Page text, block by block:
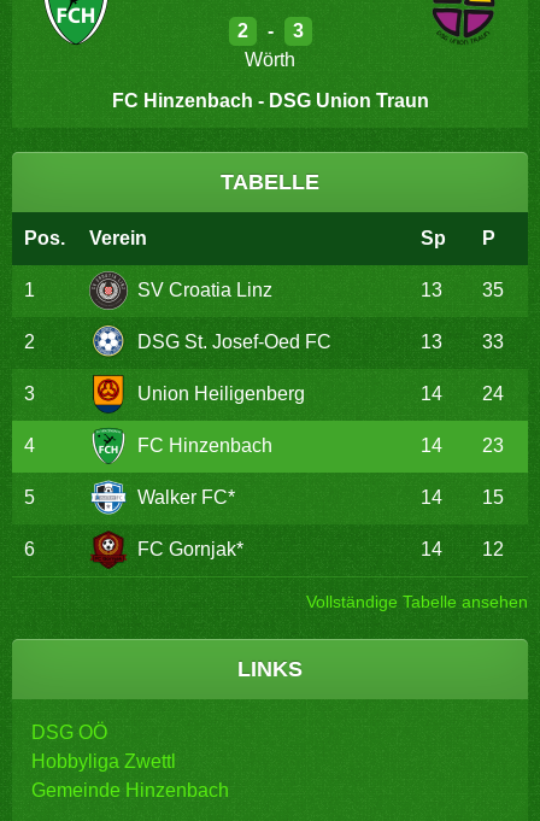
2 -
3
Wörth
FC Hinzenbach - DSG Union Traun
TABELLE
Pos. Verein Sp P
1 SV Croatia Linz 13 35
2 DSG St. Josef-Oed FC 13 33
3 Union Heiligenberg 14 24
4 FC Hinzenbach 14 23
5 Walker FC* 14 15
6 FC Gornjak* 14 12
Vollständige Tabelle ansehen
LINKS
DSG OÖ
Hobbyliga Zwettl
Gemeinde Hinzenbach